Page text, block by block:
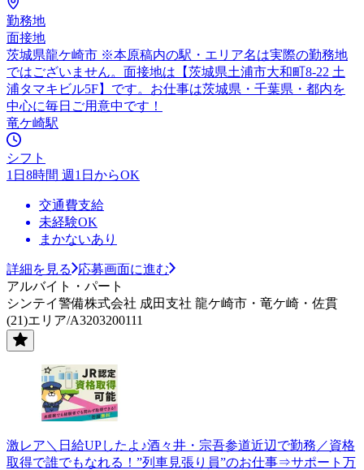
勤務地
面接地
茨城県龍ケ崎市 ※本原稿内の駅・エリア名は実際の勤務地
ではございません。面接地は【茨城県土浦市大和町8-22 土
浦タマキビル5F】です。お仕事は茨城県・千葉県・都内を
中心に毎日ご用意中です！
竜ケ崎駅
シフト
1日8時間 週1日からOK
交通費支給
未経験OK
まかないあり
詳細を見る
応募画面に進む
アルバイト・パート
シンテイ警備株式会社 成田支社 龍ケ崎市・竜ケ崎・佐貫
(21)エリア/A3203200111
激レア＼日給UPしたよ♪酒々井・宗吾参道近辺で勤務／資格
取得で誰でもなれる！”列車見張り員”のお仕事⇒サポート万